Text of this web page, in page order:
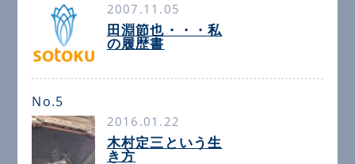
2007.11.05
田淵節也・・・私
の履歴書
No.5
2016.01.22
木村定三という生
き方